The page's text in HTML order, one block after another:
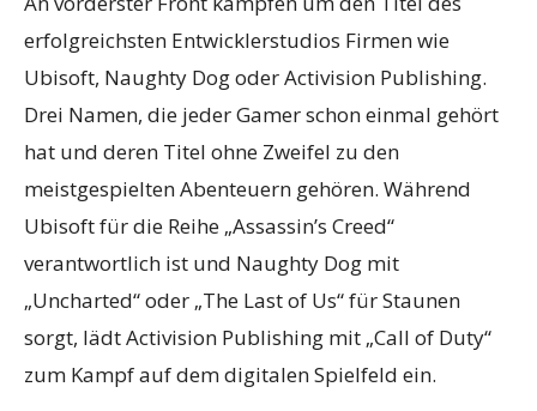
erfolgreichsten Entwicklerstudios Firmen wie
Ubisoft, Naughty Dog oder Activision Publishing.
Drei Namen, die jeder Gamer schon einmal gehört
hat und deren Titel ohne Zweifel zu den
meistgespielten Abenteuern gehören. Während
Ubisoft für die Reihe „Assassin’s Creed“
verantwortlich ist und Naughty Dog mit
„Uncharted“ oder „The Last of Us“ für Staunen
sorgt, lädt Activision Publishing mit „Call of Duty“
zum Kampf auf dem digitalen Spielfeld ein.